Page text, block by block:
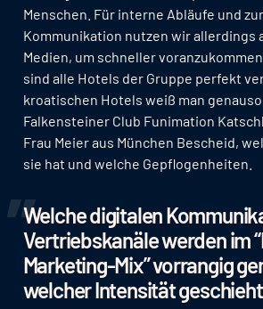
Menschen. Für interne Abläufe und
Kommunikation nutzen wir allerdings
Medien, um schneller
sind alle Hotels der Gruppe perfekt
kroatischen Hotels weiß man
Falkensteiner Club Funimation
Frau Meier aus München Bescheid,
sie hat und welche Gepflogenheiten.
Welche digitalen
Vertriebskanäle werden im
Marketing-Mix” vorrangig
welcher Intensität